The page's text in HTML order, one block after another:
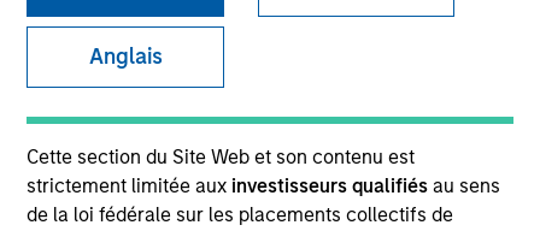
Anglais
Cette section du Site Web et son contenu est
strictement limitée aux investisseurs qualifiésau sens
de la loi fédérale sur les placements collectifs de